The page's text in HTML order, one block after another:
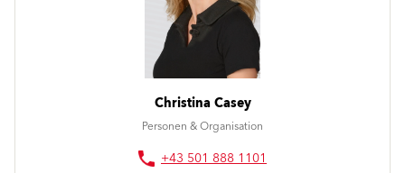
Christina Casey
Personen & Organisation
+43 501 888 1101